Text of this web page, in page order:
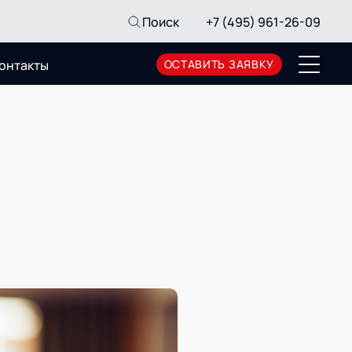
Поиск +7 (495) 961-26-09
ОСТАВИТЬ ЗАЯВКУ